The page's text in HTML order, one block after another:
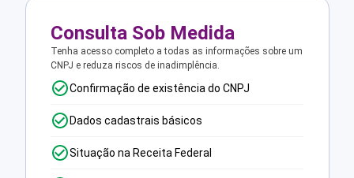
Consulta Sob Medida
Tenha acesso completo a todas as informações sobre um
CNPJ e reduza riscos de inadimplência.
Confirmação de existência do CNPJ
Dados cadastrais básicos
Situação na Receita Federal